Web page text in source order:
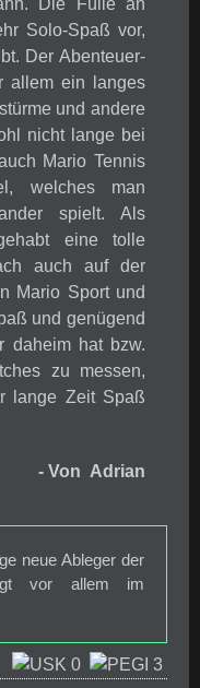
Die Fülle an
Solo-Spaß vor,
Der Abenteuer-
allem ein langes
und andere
nicht lange bei
Mario Tennis
welches man
spielt. Als
eine tolle
auch auf der
Mario Sport und
und genügend
daheim hat bzw.
zu messen,
lange Zeit Spaß
- Von Adrian
neue Ableger der
vor allem im